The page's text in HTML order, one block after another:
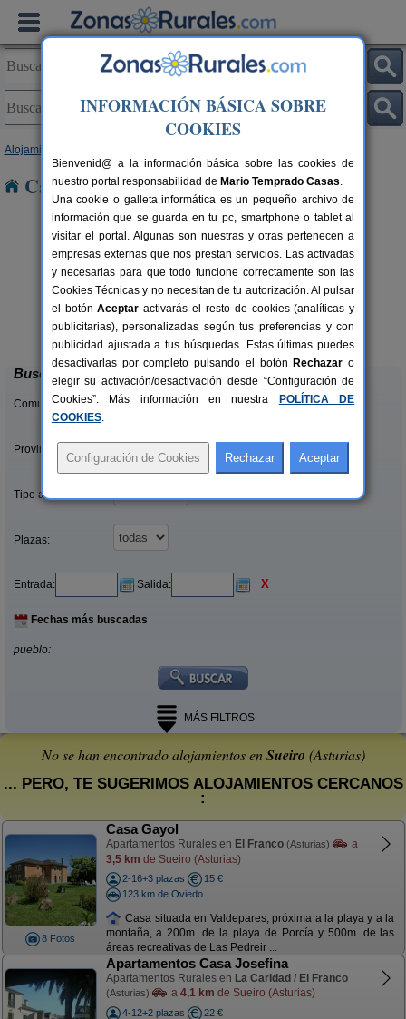
Alojamientos
Casas Rurales cerca de Sueiro
4+1 pers.
desde26 €
El Acebo
Beloncio (Asturias)
Buscar
Comunidades:
Provincias/Islas:
Tipo alquiler:
Plazas:
Entrada: Salida: X
Fechas más buscadas
pueblo:
MÁS FILTROS
No se han encontrado alojamientos enSueiro (Asturias)
... PERO, TE SUGERIMOS ALOJAMIENTOS CERCANOS
:
8 Fotos
Casa Gayol
Apartamentos Rurales en El Franco (Asturias)
a
3,5 km de Sueiro (Asturias)
2-16+3 plazas
15 €
123 km de Oviedo
Casa situada en Valdepares, próxima a la playa y a la
montaña, a 200m. de la playa de Porcía y 500m. de las
áreas recreativas de Las Pedreir ...
Apartamentos Casa Josefina
Apartamentos Rurales en La Caridad / El Franco
(Asturias) a 4,1 km de Sueiro (Asturias)
4-12+2 plazas
22 €
INFORMACIÓN BÁSICA SOBRE
COOKIES
Bienvenid@ a la información básica sobre las cookies de
nuestro portal responsabilidad de Mario Temprado Casas.
Una cookie o galleta informática es un pequeño archivo de
información que se guarda en tu pc, smartphone o tablet al
visitar el portal. Algunas son nuestras y otras pertenecen a
empresas externas que nos prestan servicios. Las activadas
y necesarias para que todo funcione correctamente son las
Cookies Técnicas y no necesitan de tu autorización. Al pulsar
el botónAceptar activarás el resto de cookies (analíticas y
publicitarias), personalizadas según tus preferencias y con
publicidad ajustada a tus búsquedas. Estas últimas puedes
desactivarlas por completo pulsando el botón Rechazar o
elegir su activación/desactivación desde “Configuración de
Cookies”. Más información en nuestra
POLÍTICA DE
COOKIES.